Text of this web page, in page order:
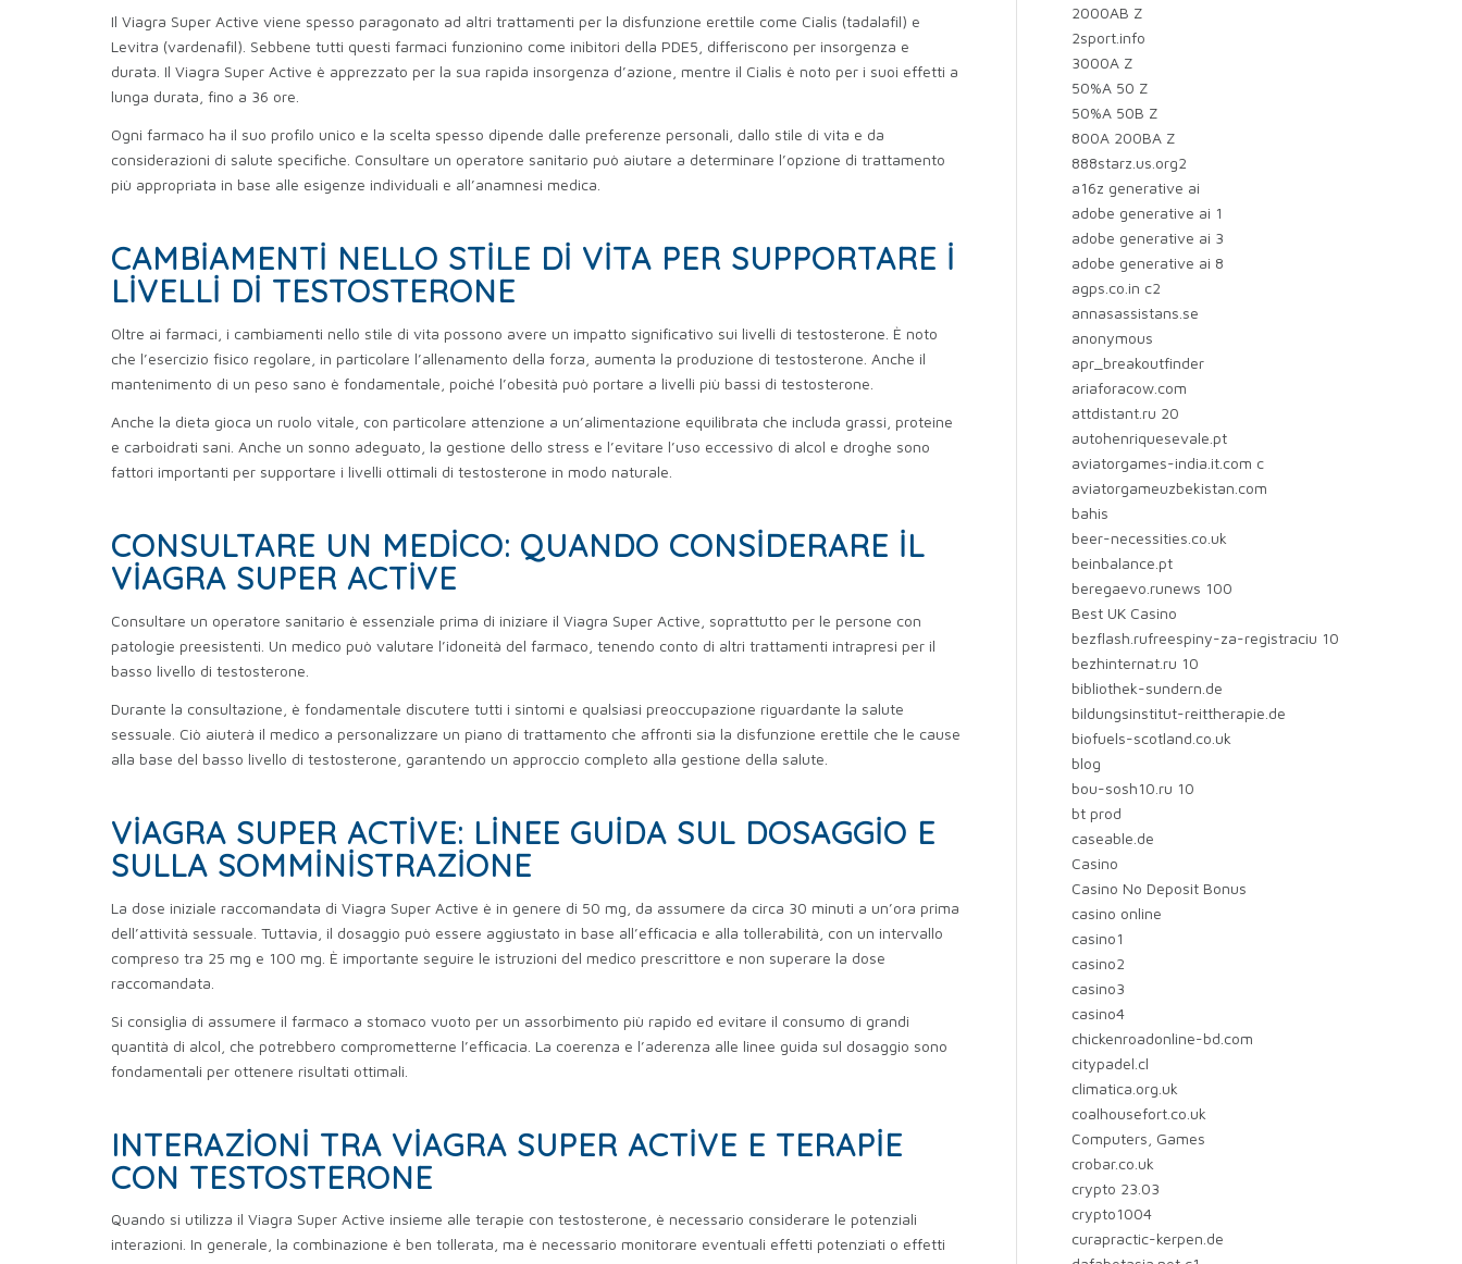
Il Viagra Super Active viene spesso paragonato ad altri trattamenti per la disfunzione erettile come Cialis (tadalafil) e
Levitra (vardenafil). Sebbene tutti questi farmaci funzionino come inibitori della PDE5, differiscono per insorgenza e
durata. Il Viagra Super Active è apprezzato per la sua rapida insorgenza d’azione, mentre il Cialis è noto per i suoi effetti a
lunga durata, fino a 36 ore.
Ogni farmaco ha il suo profilo unico e la scelta spesso dipende dalle preferenze personali, dallo stile di vita e da
considerazioni di salute specifiche. Consultare un operatore sanitario può aiutare a determinare l’opzione di trattamento
più appropriata in base alle esigenze individuali e all’anamnesi medica.
CAMBIAMENTI NELLO STILE DI VITA PER SUPPORTARE I
LIVELLI DI TESTOSTERONE
Oltre ai farmaci, i cambiamenti nello stile di vita possono avere un impatto significativo sui livelli di testosterone. È noto
che l’esercizio fisico regolare, in particolare l’allenamento della forza, aumenta la produzione di testosterone. Anche il
mantenimento di un peso sano è fondamentale, poiché l’obesità può portare a livelli più bassi di testosterone.
Anche la dieta gioca un ruolo vitale, con particolare attenzione a un’alimentazione equilibrata che includa grassi, proteine ​​
e carboidrati sani. Anche un sonno adeguato, la gestione dello stress e l’evitare l’uso eccessivo di alcol e droghe sono
fattori importanti per supportare i livelli ottimali di testosterone in modo naturale.
CONSULTARE UN MEDICO: QUANDO CONSIDERARE IL
VIAGRA SUPER ACTIVE
Consultare un operatore sanitario è essenziale prima di iniziare il Viagra Super Active, soprattutto per le persone con
patologie preesistenti. Un medico può valutare l’idoneità del farmaco, tenendo conto di altri trattamenti intrapresi per il
basso livello di testosterone.
Durante la consultazione, è fondamentale discutere tutti i sintomi e qualsiasi preoccupazione riguardante la salute
sessuale. Ciò aiuterà il medico a personalizzare un piano di trattamento che affronti sia la disfunzione erettile che le cause
alla base del basso livello di testosterone, garantendo un approccio completo alla gestione della salute.
VIAGRA SUPER ACTIVE: LINEE GUIDA SUL DOSAGGIO E
SULLA SOMMINISTRAZIONE
La dose iniziale raccomandata di Viagra Super Active è in genere di 50 mg, da assumere da circa 30 minuti a un’ora prima
dell’attività sessuale. Tuttavia, il dosaggio può essere aggiustato in base all’efficacia e alla tollerabilità, con un intervallo
compreso tra 25 mg e 100 mg. È importante seguire le istruzioni del medico prescrittore e non superare la dose
raccomandata.
Si consiglia di assumere il farmaco a stomaco vuoto per un assorbimento più rapido ed evitare il consumo di grandi
quantità di alcol, che potrebbero comprometterne l’efficacia. La coerenza e l’aderenza alle linee guida sul dosaggio sono
fondamentali per ottenere risultati ottimali.
INTERAZIONI TRA VIAGRA SUPER ACTIVE E TERAPIE
CON TESTOSTERONE
Quando si utilizza il Viagra Super Active insieme alle terapie con testosterone, è necessario considerare le potenziali
interazioni. In generale, la combinazione è ben tollerata, ma è necessario monitorare eventuali effetti potenziati o effetti
2000AB Z
2sport.info
3000A Z
50%A 50 Z
50%A 50B Z
800A 200BA Z
888starz.us.org2
a16z generative ai
adobe generative ai 1
adobe generative ai 3
adobe generative ai 8
agps.co.in c2
annasassistans.se
anonymous
apr_breakoutfinder
ariaforacow.com
attdistant.ru 20
autohenriquesevale.pt
aviatorgames-india.it.com c
aviatorgameuzbekistan.com
bahis
beer-necessities.co.uk
beinbalance.pt
beregaevo.runews 100
Best UK Casino
bezflash.rufreespiny-za-registraciu 10
bezhinternat.ru 10
bibliothek-sundern.de
bildungsinstitut-reittherapie.de
biofuels-scotland.co.uk
blog
bou-sosh10.ru 10
bt prod
caseable.de
Casino
Casino No Deposit Bonus
casino online
casino1
casino2
casino3
casino4
chickenroadonline-bd.com
citypadel.cl
climatica.org.uk
coalhousefort.co.uk
Computers, Games
crobar.co.uk
crypto 23.03
crypto1004
curapractic-kerpen.de